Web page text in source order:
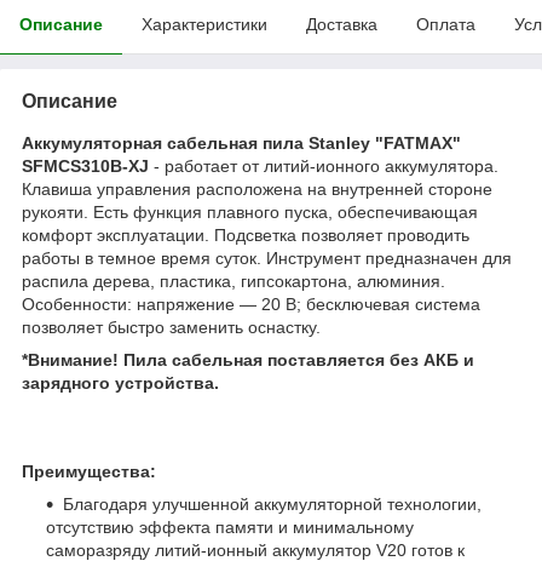
Описание Характеристики Доставка Оплата
Описание
Аккумуляторная сабельная пила Stanley "FATMAX"
SFMCS310B-XJ - работает от литий-ионного аккумулятора.
Клавиша управления расположена на внутренней стороне
рукояти. Есть функция плавного пуска, обеспечивающая
комфорт эксплуатации. Подсветка позволяет проводить
работы в темное время суток. Инструмент предназначен для
распила дерева, пластика, гипсокартона, алюминия.
Особенности: напряжение — 20 В; бесключевая система
позволяет быстро заменить оснастку.
*Внимание! Пила сабельная поставляется без АКБ и
зарядного устройства.
Преимущества:
Благодаря улучшенной аккумуляторной технологии,
отсутствию эффекта памяти и минимальному
саморазряду литий-ионный аккумулятор V20 готов к